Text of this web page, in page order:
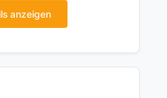
anzeigen